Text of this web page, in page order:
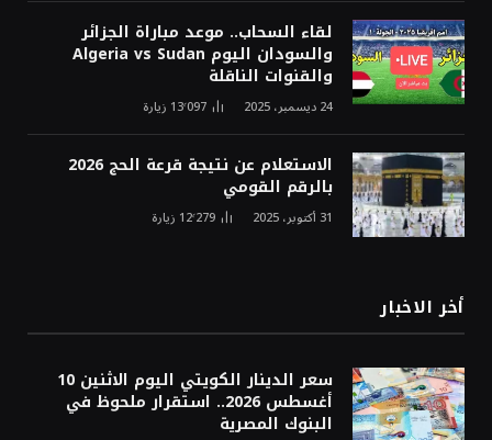
لقاء السحاب.. موعد مباراة الجزائر
والسودان اليوم Algeria vs Sudan
والقنوات الناقلة
24 ديسمبر، 2025 13٬097 زيارة
الاستعلام عن نتيجة قرعة الحج 2026
بالرقم القومي
31 أكتوبر، 2025 12٬279 زيارة
أخر الاخبار
سعر الدينار الكويتي اليوم الاثنين 10
أغسطس 2026.. استقرار ملحوظ في
البنوك المصرية